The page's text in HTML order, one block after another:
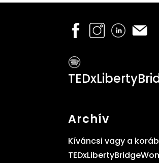
Archív
Kíváncsi vagy a